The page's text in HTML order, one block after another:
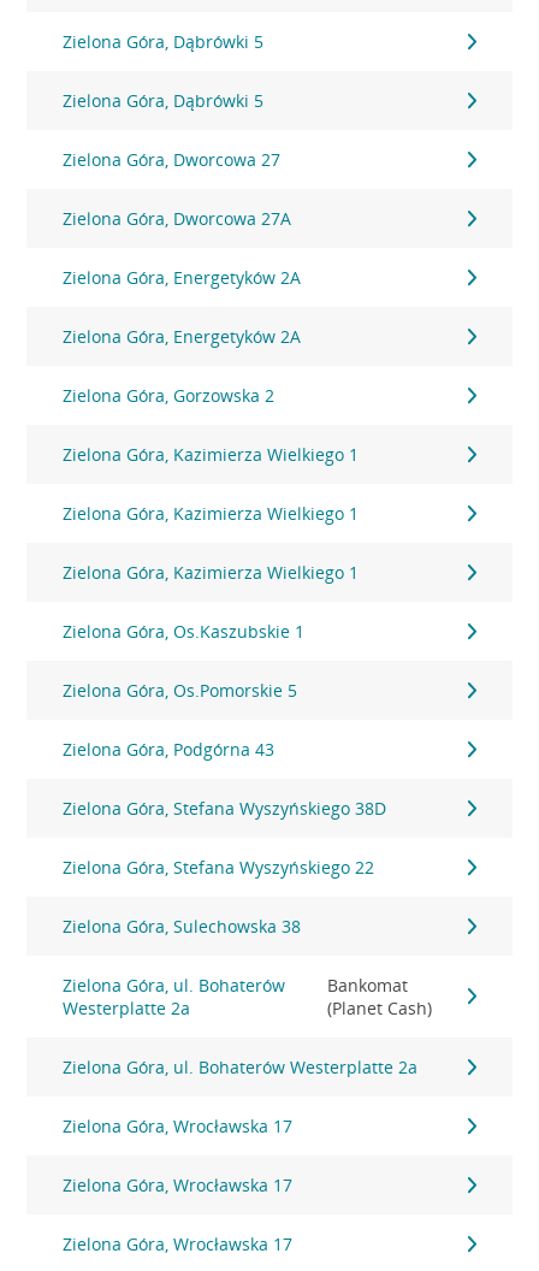
Zielona Góra, Dąbrówki 5
Zielona Góra, Dąbrówki 5
Zielona Góra, Dworcowa 27
Zielona Góra, Dworcowa 27A
Zielona Góra, Energetyków 2A
Zielona Góra, Energetyków 2A
Zielona Góra, Gorzowska 2
Zielona Góra, Kazimierza Wielkiego 1
Zielona Góra, Kazimierza Wielkiego 1
Zielona Góra, Kazimierza Wielkiego 1
Zielona Góra, Os.Kaszubskie 1
Zielona Góra, Os.Pomorskie 5
Zielona Góra, Podgórna 43
Zielona Góra, Stefana Wyszyńskiego 38D
Zielona Góra, Stefana Wyszyńskiego 22
Zielona Góra, Sulechowska 38
Zielona Góra, ul. Bohaterów
Westerplatte 2a
Bankomat
(Planet Cash)
Zielona Góra, ul. Bohaterów Westerplatte 2a
Zielona Góra, Wrocławska 17
Zielona Góra, Wrocławska 17
Zielona Góra, Wrocławska 17